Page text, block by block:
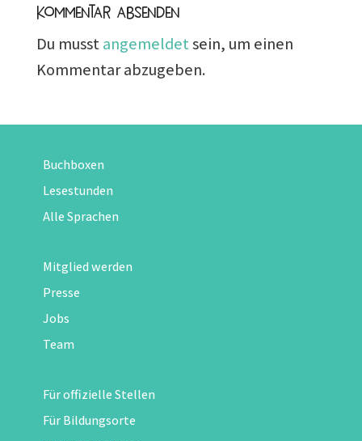
Kommentar absenden
Du musstangemeldetsein, um einen
Kommentar abzugeben.
Buchboxen
Lesestunden
Alle Sprachen
Mitglied werden
Presse
Jobs
Team
Für offizielle Stellen
Für Bildungsorte